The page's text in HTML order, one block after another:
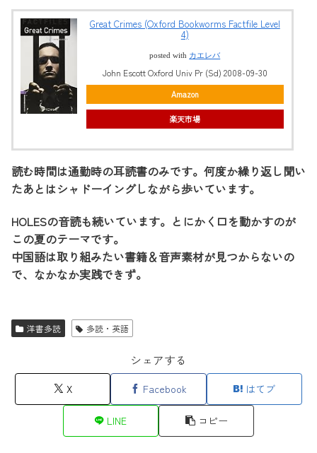
Great Crimes (Oxford Bookworms Factfile Level
4)
posted with カエレバ
John Escott Oxford Univ Pr (Sd) 2008-09-30
Amazon
楽天市場
読む時間は通勤時の耳読書のみです。何度か繰り返し聞い
たあとはシャドーイングしながら歩いています。
HOLESの音読も続いています。とにかく口を動かすのが
この夏のテーマです。
中国語は取り組みたい書籍＆音声素材が見つからないの
で、なかなか実践できず。
洋書多読 多読・英語
シェアする
X Facebook はてブ
LINE コピー